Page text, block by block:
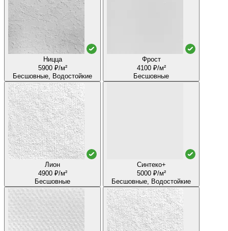
Ницца
5900 ₽/м²
Бесшовные, Водостойкие
Фрост
4100 ₽/м²
Бесшовные
Лион
4900 ₽/м²
Бесшовные
Синтеко+
5000 ₽/м²
Бесшовные, Водостойкие